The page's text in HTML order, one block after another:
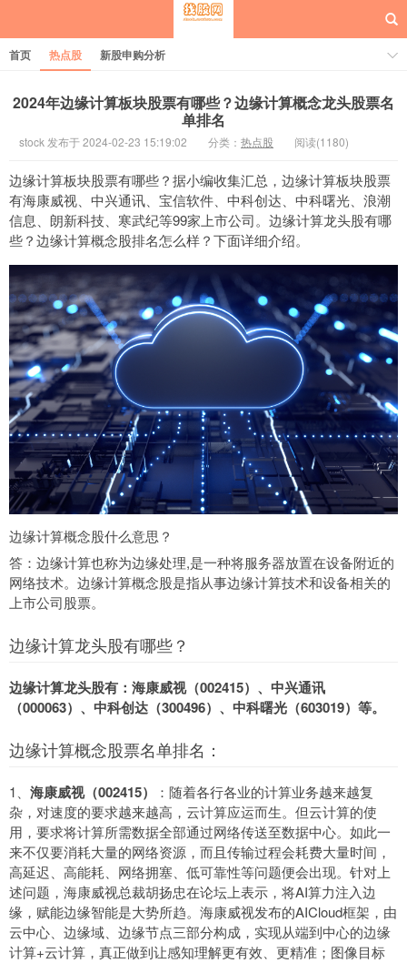
每日概念股
首页 热点股 新股申购分析
2024年边缘计算板块股票有哪些？边缘计算概念龙头股票名
单排名
stock 发布于 2024-02-23 15:19:02 分类： 热点股 阅读(1180)
边缘计算板块股票有哪些？据小编收集汇总，边缘计算板块股票
有海康威视、中兴通讯、宝信软件、中科创达、中科曙光、浪潮
信息、朗新科技、寒武纪等99家上市公司。边缘计算龙头股有哪
些？边缘计算概念股排名怎么样？下面详细介绍。
边缘计算概念股什么意思？
答：边缘计算也称为边缘处理,是一种将服务器放置在设备附近的
网络技术。边缘计算概念股是指从事边缘计算技术和设备相关的
上市公司股票。
边缘计算龙头股有哪些？
边缘计算龙头股有：海康威视（002415）、中兴通讯
（000063）、中科创达（300496）、中科曙光（603019）等。
边缘计算概念股票名单排名：
1、 海康威视（002415）
：随着各行各业的计算业务越来越复
杂，对速度的要求越来越高，云计算应运而生。但云计算的使
用，要求将计算所需数据全部通过网络传送至数据中心。如此一
来不仅要消耗大量的网络资源，而且传输过程会耗费大量时间，
高延迟、高能耗、网络拥塞、低可靠性等问题便会出现。针对上
述问题，海康威视总裁胡扬忠在论坛上表示，将AI算力注入边
缘，赋能边缘智能是大势所趋。海康威视发布的AICloud框架，由
云中心、边缘域、边缘节点三部分构成，实现从端到中心的边缘
计算+云计算，真正做到让感知理解更有效、更精准；图像目标